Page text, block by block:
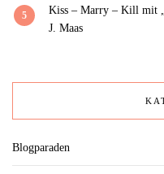
5
Kiss – Marry – Kill mit
J. Maas
Blogparaden